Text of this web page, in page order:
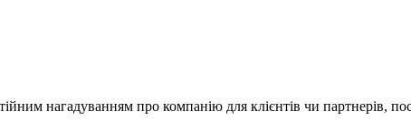
нагадуванням про компанію для клієнтів чи партнерів,